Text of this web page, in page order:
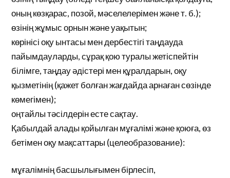
оның көзқарас, позой, мәселелерімен және т. б.);
өзінің жұмыс орнын және уақытын;
көрінісі оқу ынтасы мен дербестігі таңдауда
пайымдауларды, сұрақ қою туралы жетіспейтін
білімге, таңдау әдістері мен құралдарын, оқу
қызметінің (қажет болған жағдайда арнаған сөзінде
көмегімен);
оңтайлы тәсілдерін есте сақтау.
Қабылдай алады қойылған мұғалімі және қоюға, өз
бетімен оқу мақсаттары (целеобразование):
мұғалімнің басшылығымен бірлесіп,